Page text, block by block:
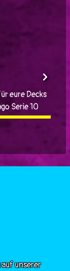
eure Decks
Serie 10
auf unserer